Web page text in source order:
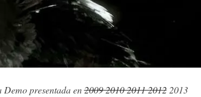
presentada en2009 2010 2011 20122013